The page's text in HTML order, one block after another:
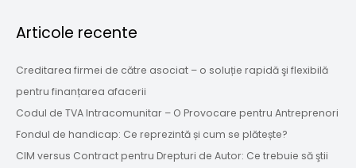
Articole recente
Creditarea firmei de către asociat – o soluție rapidă şi flexibilă
pentru finanțarea afacerii
Codul de TVA Intracomunitar – O Provocare pentru Antreprenori
Fondul de handicap: Ce reprezintă și cum se plătește?
CIM versus Contract pentru Drepturi de Autor: Ce trebuie să ştii